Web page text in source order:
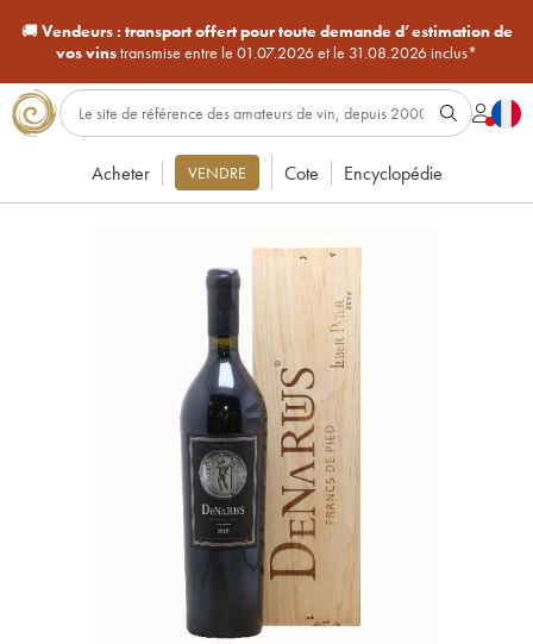
🚚Vendeurs : transport offert pour toute demande d’estimation de
vos vinstransmise entre le 01.07.2026 et le 31.08.2026 inclus*
Acheter VENDRE Cote Encyclopédie